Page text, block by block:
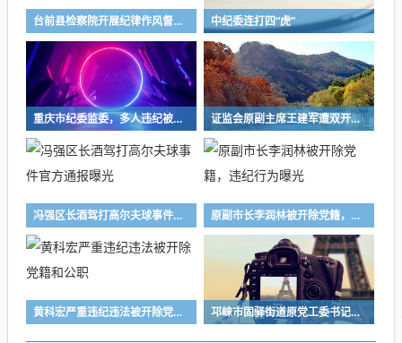
台前县检察院开展纪律作风督察工作 中纪委连打四“虎”
重庆市纪委监委，多人违纪被查处，一人被开除党籍 证监会原副主席王建军遭双开处理！
冯强区长酒驾打高尔夫球事件官方通报曝光 原副市长李润林被开除党籍，违纪行为曝光
黄科宏严重违纪违法被开除党籍和公职 邛崃市固驿街道原党工委书记曹伟遭双开处分